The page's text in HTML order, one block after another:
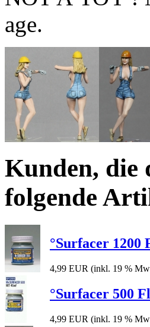
age.
Kunden, die
folgende
°Surfacer 1200
4,99 EUR (inkl. 19 %
°Surfacer 500
4,99 EUR (inkl. 19 %